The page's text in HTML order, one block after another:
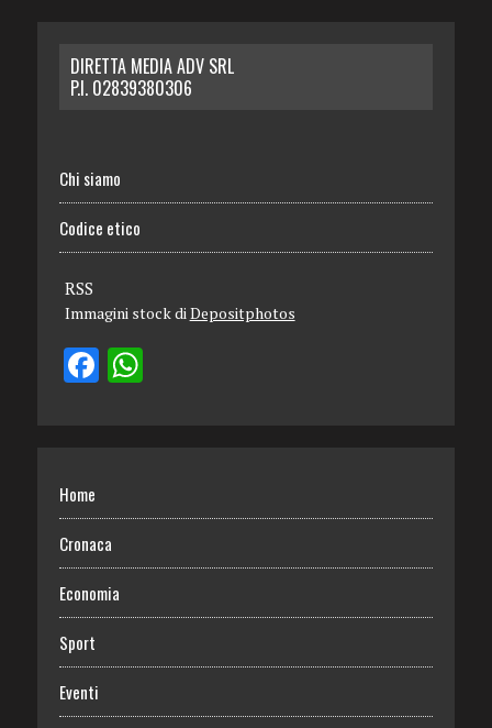
DIRETTA MEDIA ADV SRL
P.I. 02839380306
Chi siamo
Codice etico
RSS
Immagini stock diDepositphotos
Home
Cronaca
Economia
Sport
Eventi